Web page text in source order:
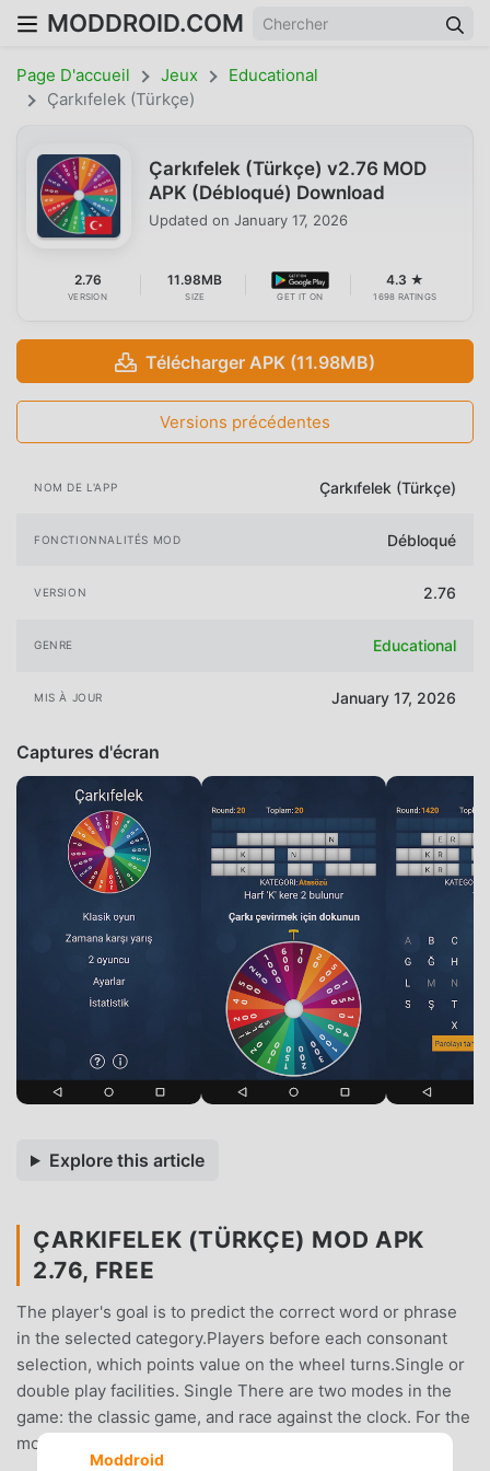
MODDROID.COM
Page D'accueil Jeux
Educational
Çarkıfelek (Türkçe)
Çarkıfelek (Türkçe) v2.76 MOD
APK (Débloqué) Download
Updated on January 17, 2026
2.76
VERSION
11.98MB
SIZE GET IT ON
4.3 ★
1698 RATINGS
Télécharger APK (11.98MB)
Versions précédentes
NOM DE L'APP Çarkıfelek (Türkçe)
FONCTIONNALITÉS MOD Débloqué
VERSION 2.76
GENRE Educational
MIS À JOUR January 17, 2026
Captures d'écran
Explore this article
ÇARKIFELEK (TÜRKÇE) MOD APK
2.76, FREE
The player's goal is to predict the correct word or phrase
in the selected category.Players before each consonant
selection, which points value on the wheel turns.Single or
double play facilities. Single There are two modes in the
game: the classic game, and race against the clock. For the
moment the game contains six categories password.
Moddroid